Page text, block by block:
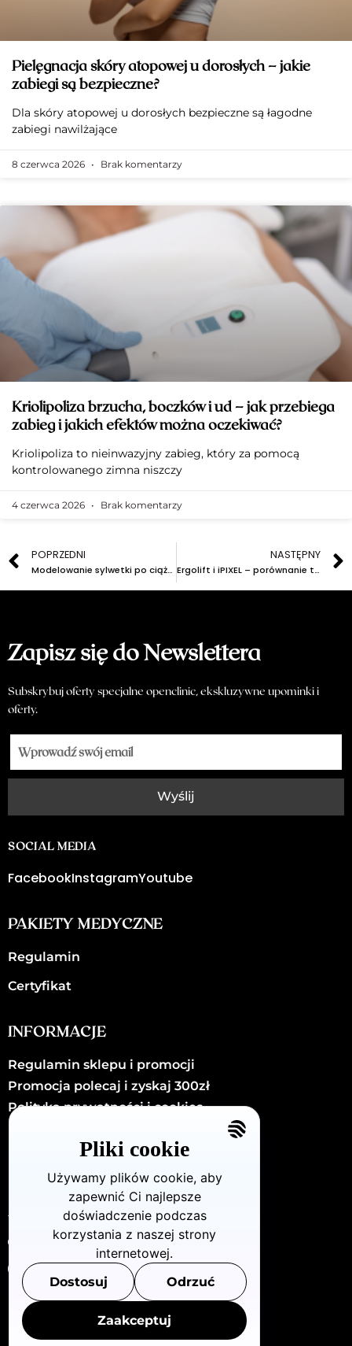
Pielęgnacja skóry atopowej u dorosłych – jakie
zabiegi są bezpieczne?
Dla skóry atopowej u dorosłych bezpieczne są łagodne
zabiegi nawilżające
8 czerwca 2026 Brak komentarzy
Kriolipoliza brzucha, boczków i ud – jak przebiega
zabieg i jakich efektów można oczekiwać?
Kriolipoliza to nieinwazyjny zabieg, który za pomocą
kontrolowanego zimna niszczy
4 czerwca 2026 Brak komentarzy
POPRZEDNI
Modelowanie sylwetki po ciąży – kiedy można zacząć i od czego zacząć?
NASTĘPNY
Ergolift i iPIXEL – porównanie technologii liftingujących
Zapisz się do Newslettera
Subskrybuj oferty specjalne openclinic, ekskluzywne upominki i
oferty.
Wyślij
SOCIAL MEDIA
FacebookInstagramYoutube
PAKIETY MEDYCZNE
Regulamin
Certyfikat
INFORMACJE
Regulamin sklepu i promocji
Promocja polecaj i zyskaj 300zł
Polityka prywatności i cookies
KONTAKT
Dzielna72/U8 (Warszawa - Wola)
880 712 483
info@openclinic.pl
Pliki cookie
Używamy plików cookie, aby
zapewnić Ci najlepsze
doświadczenie podczas
korzystania z naszej strony
internetowej.
Dostosuj Odrzuć
Zaakceptuj